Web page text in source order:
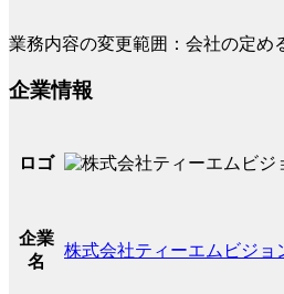
業務内容の変更範囲：会社の定め
企業情報
ロゴ
企業
名
株式会社ティーエムビジョ